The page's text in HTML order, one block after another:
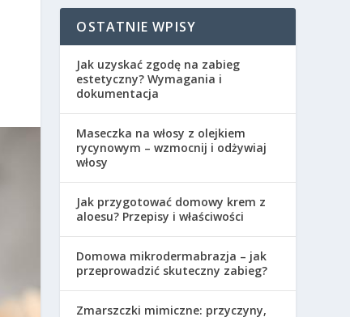
OSTATNIE WPISY
Jak uzyskać zgodę na zabieg
estetyczny? Wymagania i
dokumentacja
Maseczka na włosy z olejkiem
rycynowym – wzmocnij i odżywiaj
włosy
Jak przygotować domowy krem z
aloesu? Przepisy i właściwości
Domowa mikrodermabrazja – jak
przeprowadzić skuteczny zabieg?
Zmarszczki mimiczne: przyczyny,